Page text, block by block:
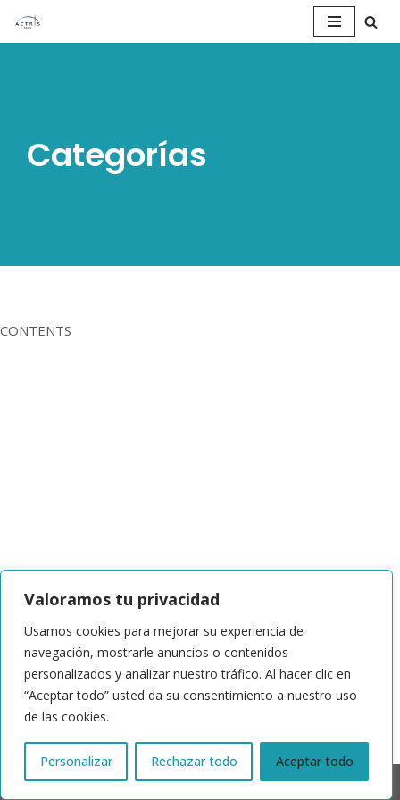
Valoramos tu privacidad
Usamos cookies para mejorar su experiencia de
navegación, mostrarle anuncios o contenidos
personalizados y analizar nuestro tráfico. Al hacer clic en
“Aceptar todo” usted da su consentimiento a nuestro uso
de las cookies.
Personalizar Rechazar todo Aceptar todo
Saltar
Categorías
CONTENTS
© 2024 | ACTRIS España